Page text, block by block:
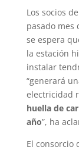
Los socios
pasado mes
se espera
la estación
instalar
“generará
electricidad
huella de
año”, ha
El consorcio